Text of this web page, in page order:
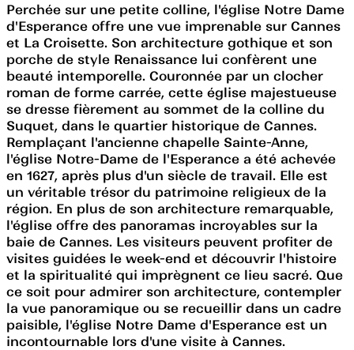
Perchée sur une petite colline, l'église Notre Dame
d'Esperance offre une vue imprenable sur Cannes
et La Croisette. Son architecture gothique et son
porche de style Renaissance lui confèrent une
beauté intemporelle. Couronnée par un clocher
roman de forme carrée, cette église majestueuse
se dresse fièrement au sommet de la colline du
Suquet, dans le quartier historique de Cannes.
Remplaçant l'ancienne chapelle Sainte-Anne,
l'église Notre-Dame de l'Esperance a été achevée
en 1627, après plus d'un siècle de travail. Elle est
un véritable trésor du patrimoine religieux de la
région. En plus de son architecture remarquable,
l'église offre des panoramas incroyables sur la
baie de Cannes. Les visiteurs peuvent profiter de
visites guidées le week-end et découvrir l'histoire
et la spiritualité qui imprègnent ce lieu sacré. Que
ce soit pour admirer son architecture, contempler
la vue panoramique ou se recueillir dans un cadre
paisible, l'église Notre Dame d'Esperance est un
incontournable lors d'une visite à Cannes.